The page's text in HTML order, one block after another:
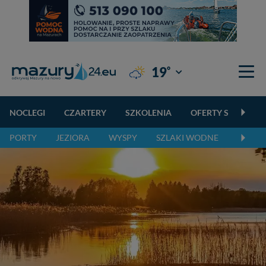
19° Giżycko
NOCLEGI CZARTERY SZKOLENIA OFERTY
PORTY JEZIORA WYSPY SZLAKI WODNE